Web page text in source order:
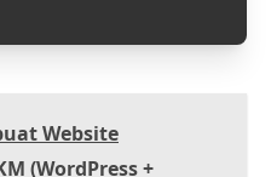
Website
(WordPress +